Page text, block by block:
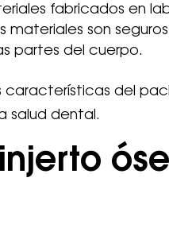
fabricados en
materiales son
partes del cuerpo.
del
salud dental.